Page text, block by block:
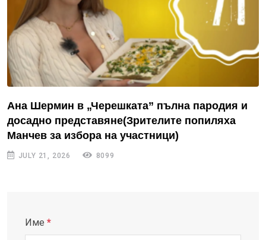
Ана Шермин в „Черешката” пълна пародия и
досадно представяне(Зрителите попиляха
Манчев за избора на участници)
JULY 21, 2026 8099
Име *